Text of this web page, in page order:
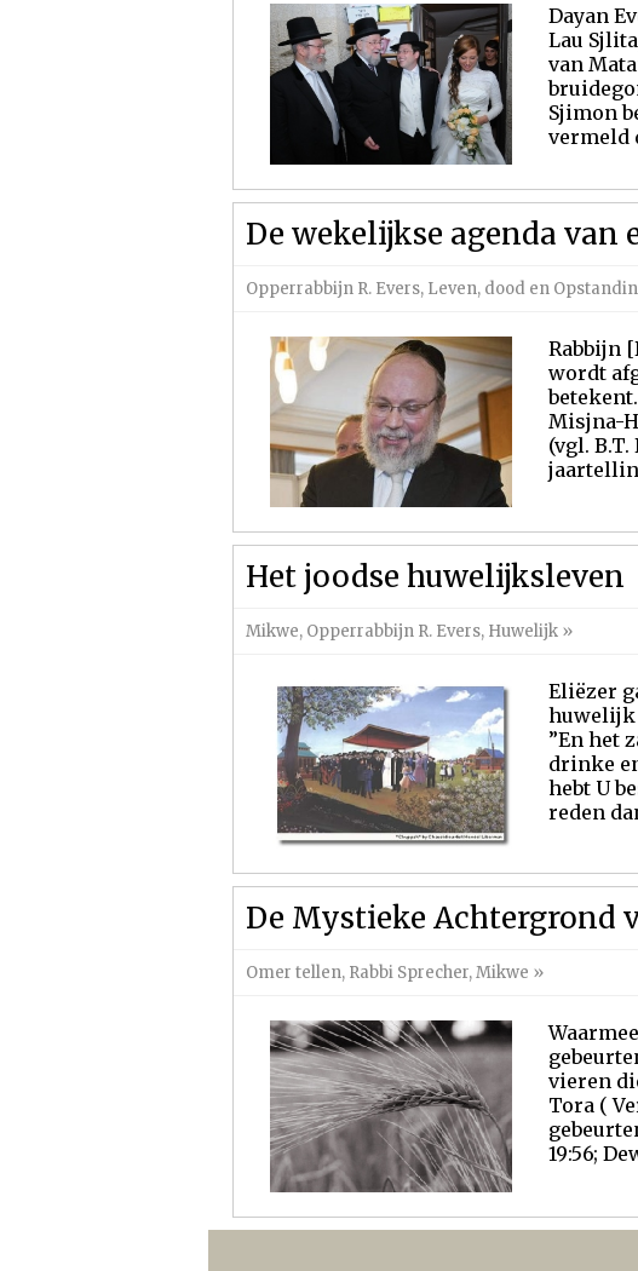
Dayan
Lau
van
Sjimon
vermeld
De wekelijkse agenda van
Opperrabbijn R. Evers, Leven, dood en
Rabbijn
wordt
Misjna-
(vgl.
Het joodse huwelijksleven
Mikwe, Opperrabbijn R. Evers, Huwelijk »
Eliëzer
huwelijk
”En het
drinke
hebt U
reden
De Mystieke Achtergrond
Omer tellen, Rabbi Sprecher,Mikwe »
vieren
Tora (
19:56;